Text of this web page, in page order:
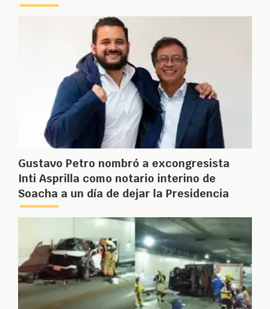
Gustavo Petro nombró a excongresista
Inti Asprilla como notario interino de
Soacha a un día de dejar la Presidencia